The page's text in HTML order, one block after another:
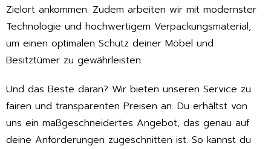
Zielort ankommen. Zudem arbeiten wir mit modernster
Technologie und hochwertigem Verpackungsmaterial,
um einen optimalen Schutz deiner Möbel und
Besitztümer zu gewährleisten.
Und das Beste daran? Wir bieten unseren Service zu
fairen und transparenten Preisen an. Du erhältst von
uns ein maßgeschneidertes Angebot, das genau auf
deine Anforderungen zugeschnitten ist. So kannst du